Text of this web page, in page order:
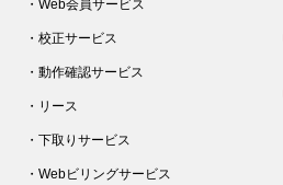
・Web会員サービス
・校正サービス
・動作確認サービス
・リース
・下取りサービス
・Webビリングサービス